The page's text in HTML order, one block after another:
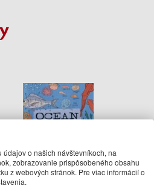
o našich návštevníkoch, na
zobrazovanie prispôsobeného obsahu
z webových stránok. Pre viac informácií o